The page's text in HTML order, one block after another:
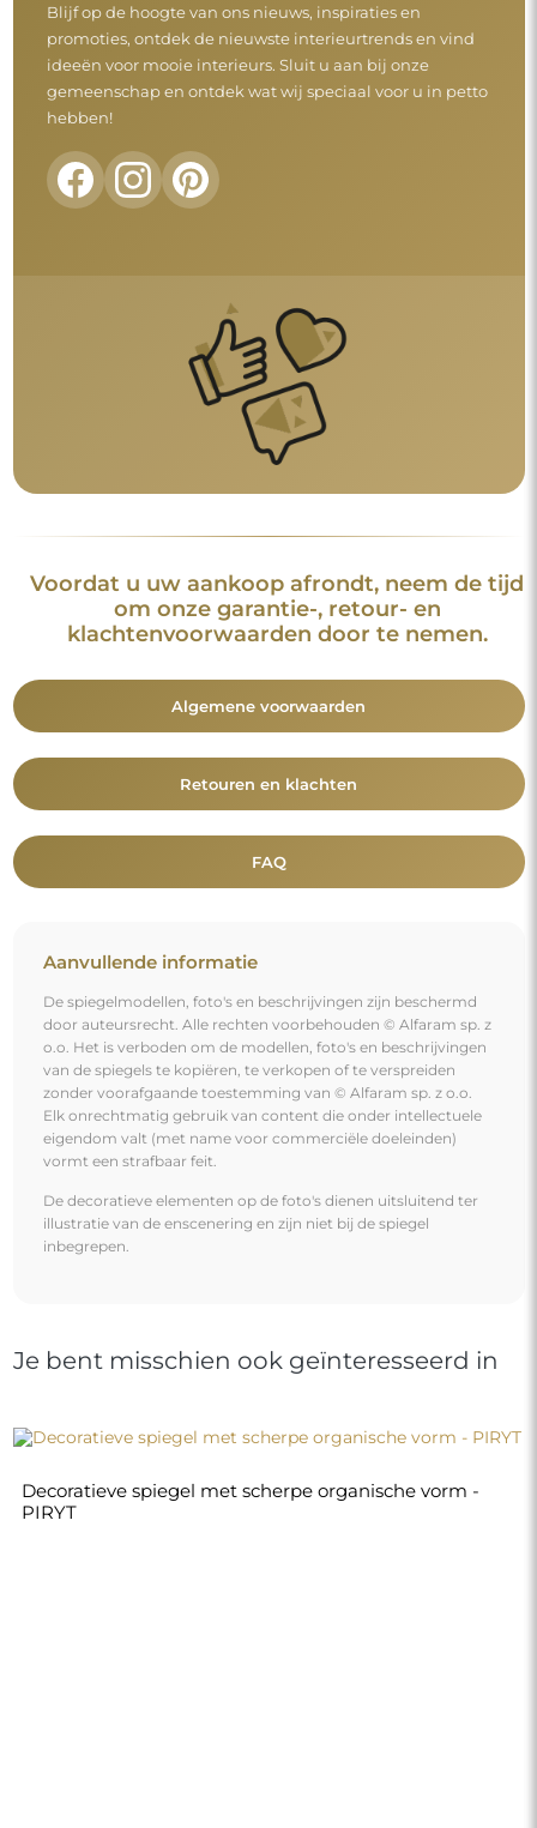
Blijf op de hoogte van ons nieuws, inspiraties en
promoties, ontdek de nieuwste interieurtrends en vind
ideeën voor mooie interieurs. Sluit u aan bij onze
gemeenschap en ontdek wat wij speciaal voor u in petto
hebben!
Voordat u uw aankoop afrondt, neem de tijd
om onze garantie-, retour- en
klachtenvoorwaarden door te nemen.
Algemene voorwaarden
Retouren en klachten
FAQ
Aanvullende informatie
De spiegelmodellen, foto's en beschrijvingen zijn beschermd
door auteursrecht. Alle rechten voorbehouden © Alfaram sp. z
o.o. Het is verboden om de modellen, foto's en beschrijvingen
van de spiegels te kopiëren, te verkopen of te verspreiden
zonder voorafgaande toestemming van © Alfaram sp. z o.o.
Elk onrechtmatig gebruik van content die onder intellectuele
eigendom valt (met name voor commerciële doeleinden)
vormt een strafbaar feit.
De decoratieve elementen op de foto's dienen uitsluitend ter
illustratie van de enscenering en zijn niet bij de spiegel
inbegrepen.
Je bent misschien ook geïnteresseerd in
Decoratieve spiegel met scherpe organische vorm -
PIRYT